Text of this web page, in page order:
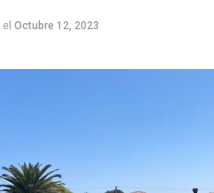
el Octubre 12, 2023